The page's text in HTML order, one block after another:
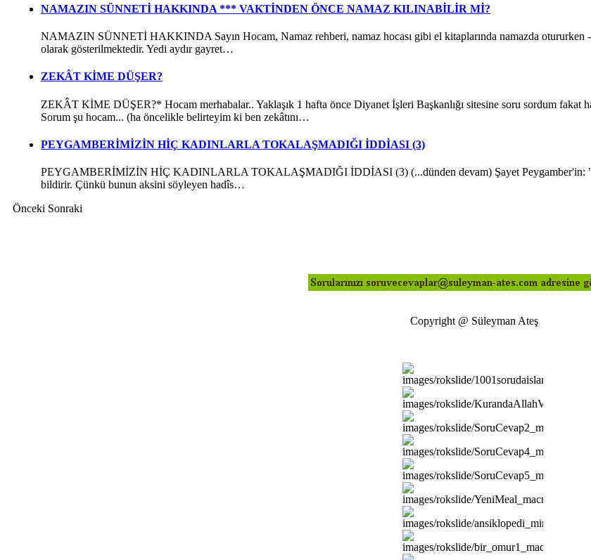
NAMAZIN SÜNNETİ HAKKINDA *** VAKTİNDEN ÖNCE NAMAZ KILINABİLİR Mİ?
NAMAZIN SÜNNETİ HAKKINDA Sayın Hocam, Namaz rehberi, namaz hocası gibi el kitaplarında namazda otururken -
olarak gösterilmektedir. Yedi aydır gayret…
ZEKÂT KİME DÜŞER?
ZEKÂT KİME DÜŞER?* Hocam merhabalar.. Yaklaşık 1 hafta önce Diyanet İşleri Başkanlığı sitesine soru sordum fakat
Sorum şu hocam... (ha öncelikle belirteyim ki ben zekâtını…
PEYGAMBERİMİZİN HİÇ KADINLARLA TOKALAŞMADIĞI İDDİASI (3)
PEYGAMBERİMİZİN HİÇ KADINLARLA TOKALAŞMADIĞI İDDİASI (3) (...dünden devam) Şayet Peygamber'in:
bildirir. Çünkü bunun aksini söyleyen hadîs…
Önceki Sonraki
Copyright @ Süleyman Ateş